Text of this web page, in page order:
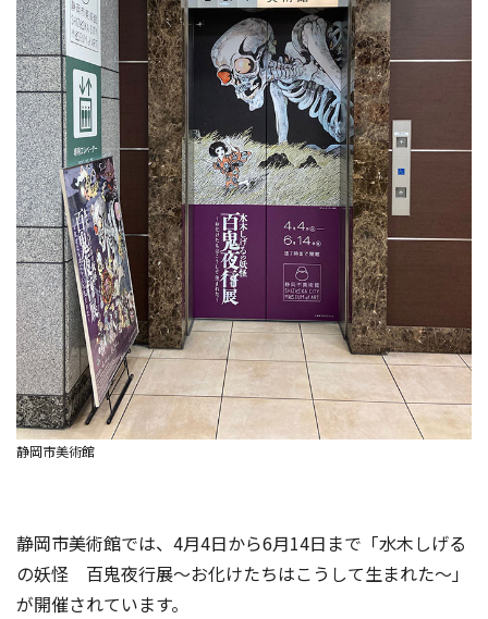
静岡市美術館
静岡市美術館では、4月4日から6月14日まで「水木しげる
の妖怪 百鬼夜行展〜お化けたちはこうして生まれた〜」
が開催されています。